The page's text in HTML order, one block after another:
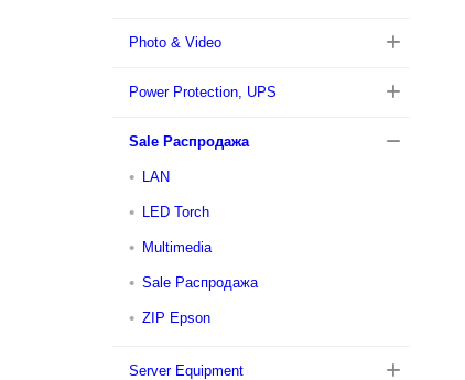
Photo & Video
Power Protection, UPS
Sale Распродажа
LAN
LED Torch
Multimedia
Sale Распродажа
ZIP Epson
Server Equipment